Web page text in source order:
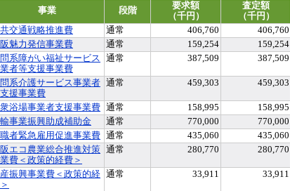
事業 段階
要求額
（千円）
査定額
（千円）
交通戦略推進費 通常 406,760 406,760
魅力発信事業費 通常 159,254
159,254
系障がい福祉サービス
者等支援事業費
通常 387,509 387,509
系介護サービス事業者
援事業費
通常 459,303 459,303
浴場事業者支援事業費 通常 158,995
158,995
事業振興助成補助金 通常 770,000 770,000
者緊急雇用促進事業費 通常 435,060 435,060
エコ農業総合推進対策
費＜政策的経費＞
通常 280,770 280,770
振興事業費＜政策的経 通常 33,911 33,911